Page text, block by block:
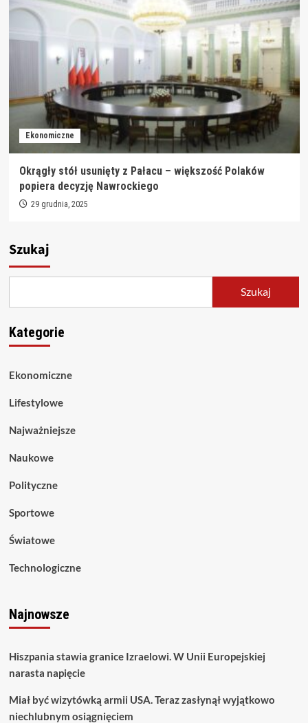
Ekonomiczne
Okrągły stół usunięty z Pałacu – większość Polaków
popiera decyzję Nawrockiego
29 grudnia, 2025
Szukaj
Szukaj
Kategorie
Ekonomiczne
Lifestylowe
Najważniejsze
Naukowe
Polityczne
Sportowe
Światowe
Technologiczne
Najnowsze
Hiszpania stawia granice Izraelowi. W Unii Europejskiej
narasta napięcie
Miał być wizytówką armii USA. Teraz zasłynął wyjątkowo
niechlubnym osiągnięciem